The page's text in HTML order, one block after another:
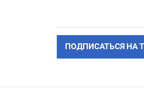
ПОДПИСАТЬСЯ НА